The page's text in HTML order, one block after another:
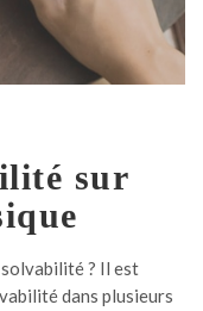
sur
? Il est
dans plusieurs